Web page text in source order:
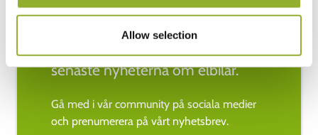
Allow selection
Håll dig uppdaterad med de
senaste nyheterna om elbilar.
Gå med i vår community på sociala medier
och prenumerera på vårt nyhetsbrev.